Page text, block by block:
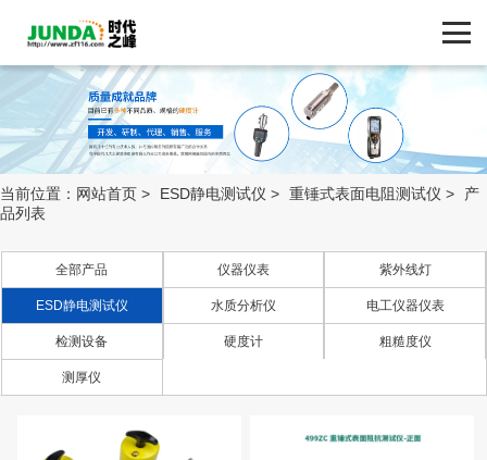
品牌中心
技术支持
ZF116.COM
当前位置： 网站首页 > ESD静电测试仪 > 重锤式表面电阻测试仪 >
产
品列表
全部产品 仪器仪表 紫外线灯
ESD静电测试仪
人体接地测试仪 实
时接地监测器
静电电压表
重锤式表面电阻测
水质分析仪 电工仪器仪表
检测设备 硬度计 粗糙度仪
测厚仪